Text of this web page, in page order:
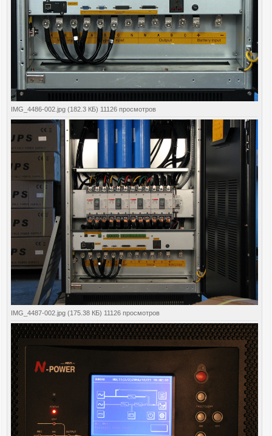
IMG_4486-002.jpg (182.3 КБ) 11126 просмотров
IMG_4487-002.jpg (175.38 КБ) 11126 просмотров